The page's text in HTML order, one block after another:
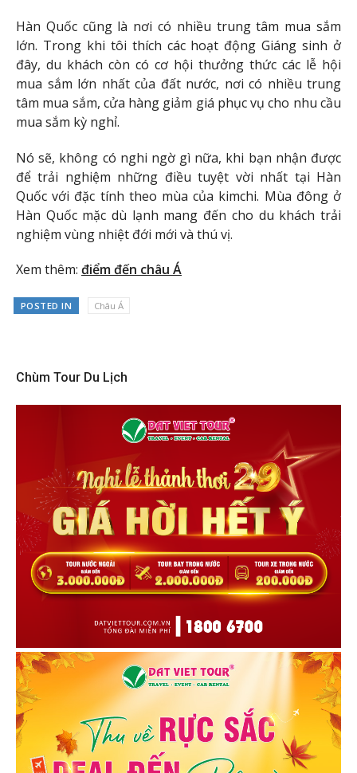
Hàn Quốc cũng là nơi có nhiều trung tâm mua sắm
lớn. Trong khi tôi thích các hoạt động Giáng sinh ở
đây, du khách còn có cơ hội thưởng thức các lễ hội
mua sắm lớn nhất của đất nước, nơi có nhiều trung
tâm mua sắm, cửa hàng giảm giá phục vụ cho nhu cầu
mua sắm kỳ nghỉ.
Nó sẽ, không có nghi ngờ gì nữa, khi bạn nhận được
để trải nghiệm những điều tuyệt vời nhất tại Hàn
Quốc với đặc tính theo mùa của kimchi. Mùa đông ở
Hàn Quốc mặc dù lạnh mang đến cho du khách trải
nghiệm vùng nhiệt đới mới và thú vị.
Xem thêm: điểm đến châu Á
POSTED IN Châu Á
Chùm Tour Du Lịch